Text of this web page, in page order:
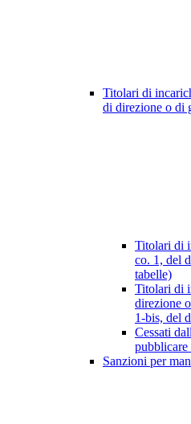
Titolari di
di direzione o di
Titolari di
co. 1, del
tabelle)
Titolari di
direzione
1-bis, del
Cessati
Sanzioni per